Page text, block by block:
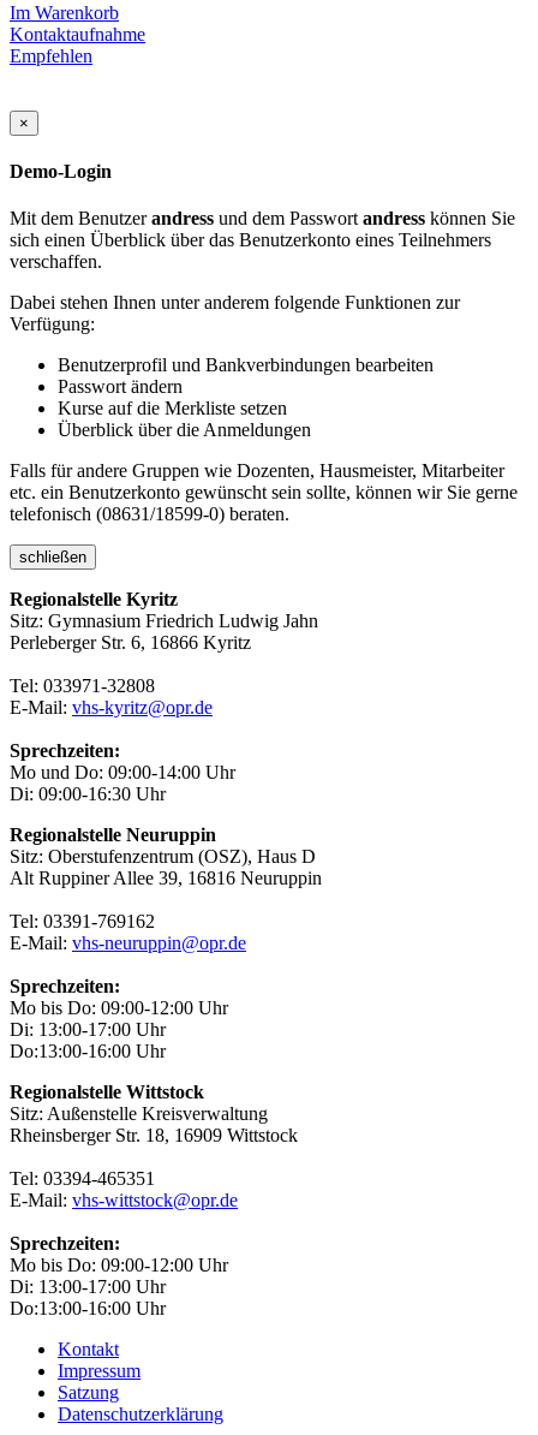
Im Warenkorb
Kontaktaufnahme
Empfehlen
×
Demo-Login
Mit dem Benutzerandress und dem Passwort andress können Sie
sich einen Überblick über das Benutzerkonto eines Teilnehmers
verschaffen.
Dabei stehen Ihnen unter anderem folgende Funktionen zur
Verfügung:
Benutzerprofil und Bankverbindungen bearbeiten
Passwort ändern
Kurse auf die Merkliste setzen
Überblick über die Anmeldungen
Falls für andere Gruppen wie Dozenten, Hausmeister, Mitarbeiter
etc. ein Benutzerkonto gewünscht sein sollte, können wir Sie gerne
telefonisch (08631/18599-0) beraten.
schließen
Regionalstelle Kyritz
Sitz: Gymnasium Friedrich Ludwig Jahn
Perleberger Str. 6, 16866 Kyritz
Tel: 033971-32808
E-Mail: vhs-kyritz@opr.de
Sprechzeiten:
Mo und Do: 09:00-14:00 Uhr
Di: 09:00-16:30 Uhr
Regionalstelle Neuruppin
Sitz: Oberstufenzentrum (OSZ), Haus D
Alt Ruppiner Allee 39, 16816 Neuruppin
Tel: 03391-769162
E-Mail: vhs-neuruppin@opr.de
Sprechzeiten:
Mo bis Do: 09:00-12:00 Uhr
Di: 13:00-17:00 Uhr
Do:13:00-16:00 Uhr
Regionalstelle Wittstock
Sitz: Außenstelle Kreisverwaltung
Rheinsberger Str. 18, 16909 Wittstock
Tel: 03394-465351
E-Mail: vhs-wittstock@opr.de
Sprechzeiten:
Mo bis Do: 09:00-12:00 Uhr
Di: 13:00-17:00 Uhr
Do:13:00-16:00 Uhr
Kontakt
Impressum
Satzung
Datenschutzerklärung